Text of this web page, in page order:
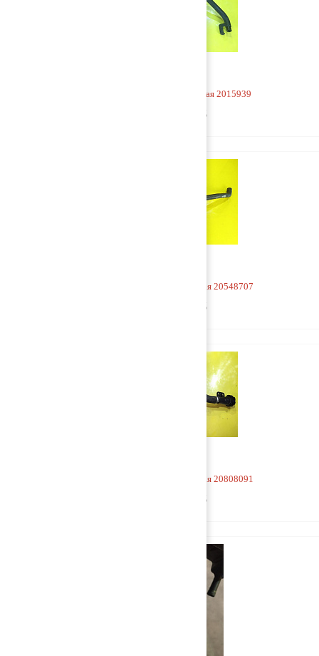
Горловина маслозаливная 2015939
2 500 руб
Горловина маслозаливная 20548707
2 000 руб
Горловина маслозаливная 20808091
1 500 руб